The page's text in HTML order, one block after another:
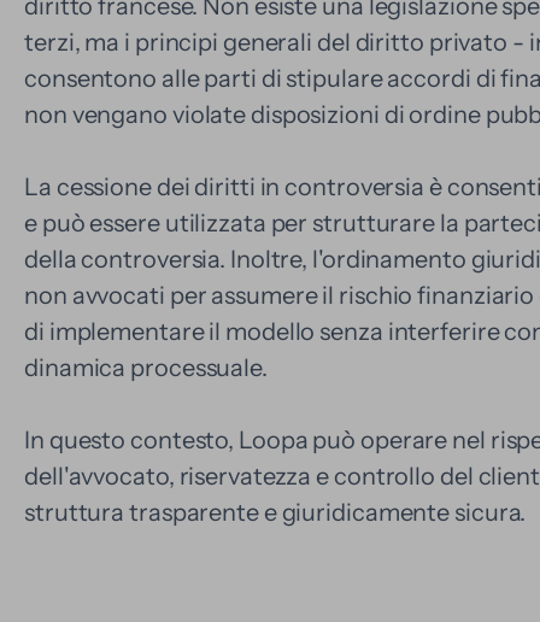
diritto francese. Non esiste una legislazione
terzi, ma i principi generali del diritto privato
consentono alle parti di stipulare accordi di
non vengano violate disposizioni di ordine
La cessione dei diritti in controversia è
e può essere utilizzata per strutturare la
della controversia. Inoltre, l'ordinamento
non avvocati per assumere il rischio
di implementare il modello senza interferire
dinamica processuale.
In questo contesto, Loopa può operare nel
dell'avvocato, riservatezza e controllo del
struttura trasparente e giuridicamente sicura.